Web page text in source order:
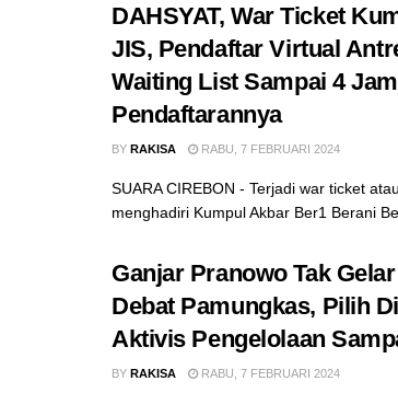
DAHSYAT, War Ticket
JIS, Pendaftar Virtual
Waiting List Sampai 4
Pendaftarannya
BY RAKISA RABU, 7 FEBRUARI 2024
SUARA CIREBON - Terjadi war ticket
menghadiri Kumpul Akbar Ber1 Berani
Ganjar Pranowo Tak
Debat Pamungkas, Pilih
Aktivis Pengelolaan
BY RAKISA RABU, 7 FEBRUARI 2024